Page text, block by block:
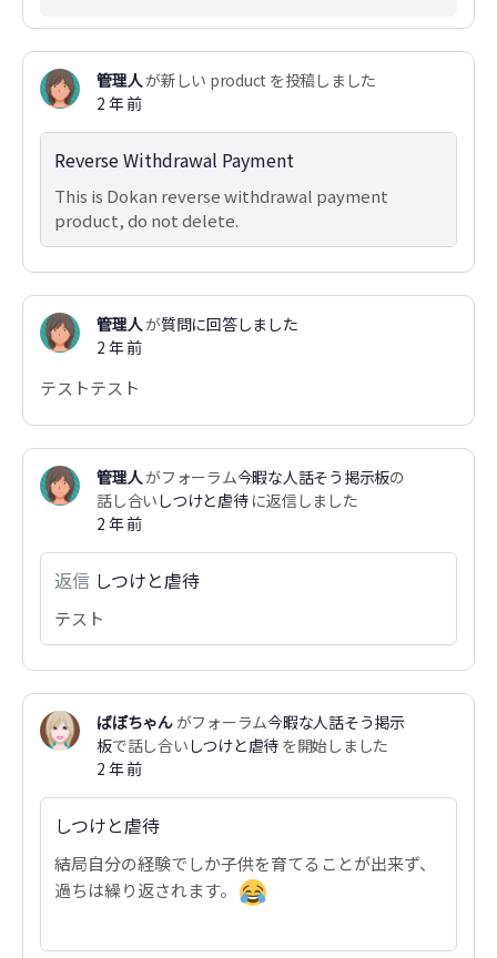
管理人が新しい product を投稿しました
2 年 前
Reverse Withdrawal Payment
This is Dokan reverse withdrawal payment
product, do not delete.
管理人が質問に回答しました
2 年 前
テストテスト
管理人がフォーラム今暇な人話そう掲示板の
話し合い しつけと虐待に返信しました
2 年 前
返信 しつけと虐待
テスト
ばぼちゃんがフォーラム今暇な人話そう掲示
板で話し合い しつけと虐待 を開始しました
2 年 前
しつけと虐待
結局自分の経験でしか子供を育てることが出来ず、
過ちは繰り返されます。